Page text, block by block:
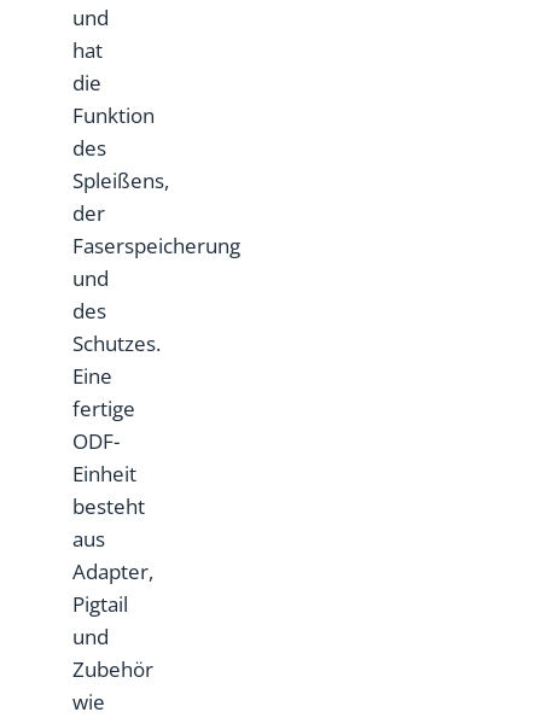
und
hat
die
Funktion
des
Spleißens,
der
Faserspeicherung
und
des
Schutzes.
Eine
fertige
ODF-
Einheit
besteht
aus
Adapter,
Pigtail
und
Zubehör
wie